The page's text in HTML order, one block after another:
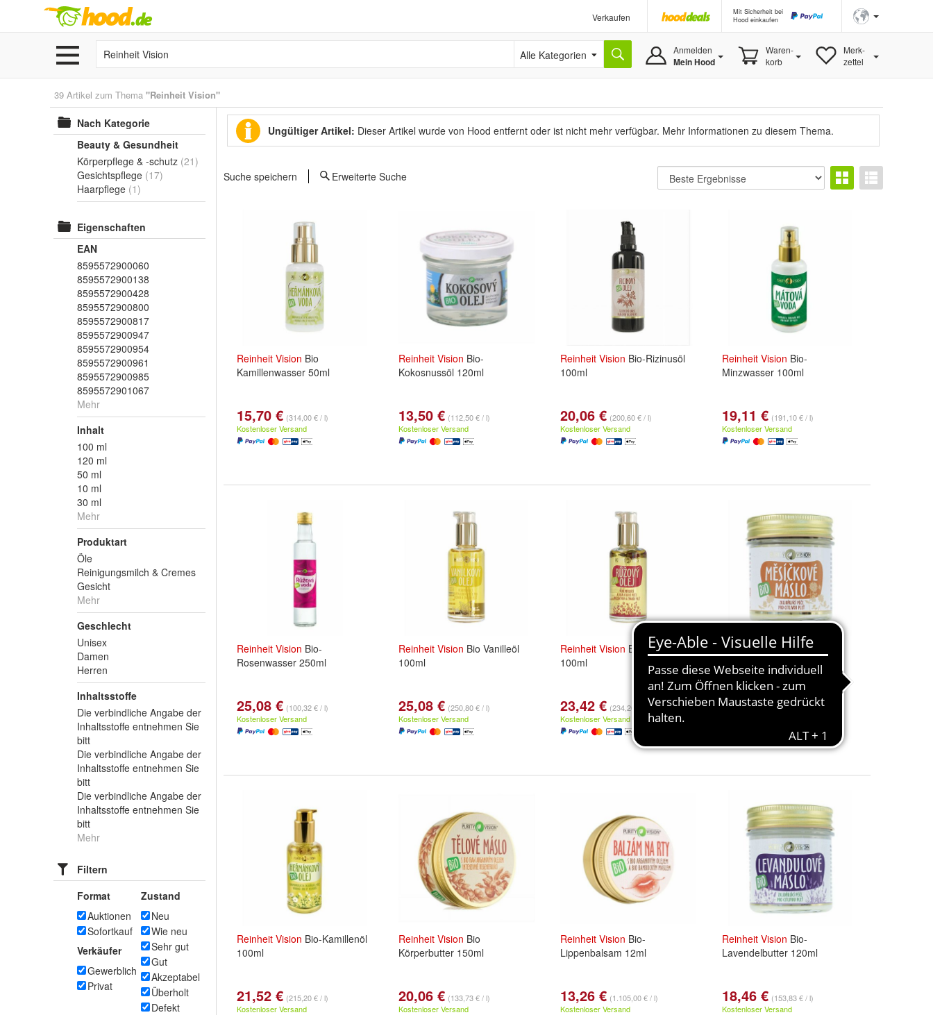
Verkaufen
Mit Sicherheit bei
Hood einkaufen
Alle Kategorien Anmelden
Mein Hood
Waren-
korb
Merk-
zettel
39 Artikel zum Thema "Reinheit Vision"
Nach Kategorie
Beauty & Gesundheit
Körperpflege & -schutz (21)
Gesichtspflege (17)
Haarpflege (1)
Eigenschaften
EAN
8595572900060
8595572900138
8595572900428
8595572900800
8595572900817
8595572900947
8595572900954
8595572900961
8595572900985
8595572901067
Mehr
Inhalt
100 ml
120 ml
50 ml
10 ml
30 ml
Mehr
Produktart
Öle
Reinigungsmilch & Cremes
Gesicht
Mehr
Geschlecht
Unisex
Damen
Herren
Inhaltsstoffe
Die verbindliche Angabe der
Inhaltsstoffe entnehmen Sie
bitt
Die verbindliche Angabe der
Inhaltsstoffe entnehmen Sie
bitt
Die verbindliche Angabe der
Inhaltsstoffe entnehmen Sie
bitt
Mehr
Filtern
Format
Auktionen
Sofortkauf
Verkäufer
Gewerblich
Privat
Zustand
Neu
Wie neu
Sehr gut
Gut
Akzeptabel
Überholt
Defekt
Ungültiger Artikel: Dieser Artikel wurde von Hood entfernt oder ist nicht mehr verfügbar. Mehr Informationen zu diesem Thema.
Suche speichern Erweiterte Suche
Reinheit Vision Bio
Kamillenwasser 50ml
15,70 € (314,00 € / l)
Kostenloser Versand
Reinheit Vision Bio-
Kokosnussöl 120ml
13,50 € (112,50 € / l)
Kostenloser Versand
Reinheit Vision Bio-Rizinusöl
100ml
20,06 € (200,60 € / l)
Kostenloser Versand
Reinheit Vision Bio-
Minzwasser 100ml
19,11 € (191,10 € / l)
Kostenloser Versand
Reinheit Vision Bio-
Rosenwasser 250ml
25,08 € (100,32 € / l)
Kostenloser Versand
Reinheit Vision Bio Vanilleöl
100ml
25,08 € (250,80 € / l)
Kostenloser Versand
Reinheit Vision Bio-Rosenöl
100ml
23,42 € (234,20 € / l)
Kostenloser Versand
Reinheit Vision Bio-
Ringelblumenbutter 120ml
20,06 € (167,17 € / l)
Reinheit Vision Bio-Kamillenöl
100ml
21,52 € (215,20 € / l)
Kostenloser Versand
Reinheit Vision Bio
Körperbutter 150ml
20,06 € (133,73 € / l)
Kostenloser Versand
Reinheit Vision Bio-
Lippenbalsam 12ml
13,26 € (1.105,00 € / l)
Kostenloser Versand
Reinheit Vision Bio-
Lavendelbutter 120ml
18,46 € (153,83 € / l)
Kostenloser Versand